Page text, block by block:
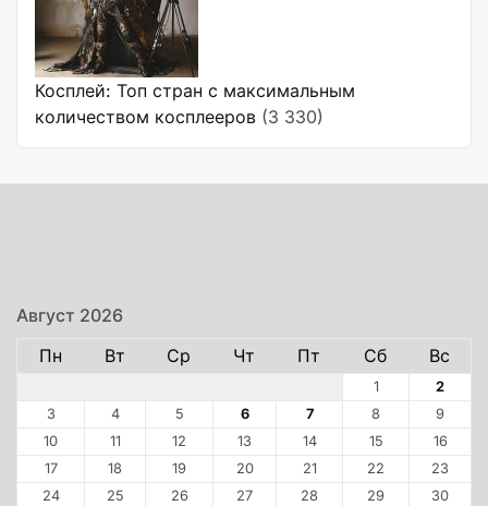
Косплей: Топ стран с максимальным
количеством косплееров (3 330)
Август 2026
Пн
Вт Ср Чт Пт Сб Вс
1
2
3
4 5 6 7 8
9
10
11 12 13 14 15
16
17
18 19 20 21 22
23
24
25 26 27 28 29
30